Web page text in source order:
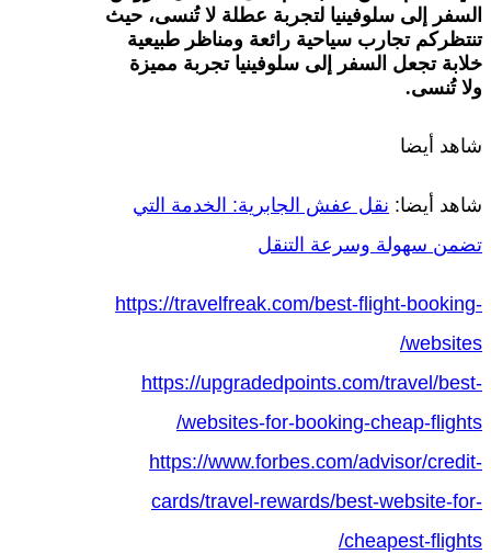
السفر إلى سلوفينيا لتجربة عطلة لا تُنسى، حيث
تنتظركم تجارب سياحية رائعة ومناظر طبيعية
خلابة تجعل السفر إلى سلوفينيا تجربة مميزة
ولا تُنسى.
شاهد أيضا
شاهد أيضا: نقل عفش الجابرية: الخدمة التي
تضمن سهولة وسرعة التنقل
https://travelfreak.com/best-flight-booking-
websites/
https://upgradedpoints.com/travel/best-
websites-for-booking-cheap-flights/
https://www.forbes.com/advisor/credit-
cards/travel-rewards/best-website-for-
cheapest-flights/